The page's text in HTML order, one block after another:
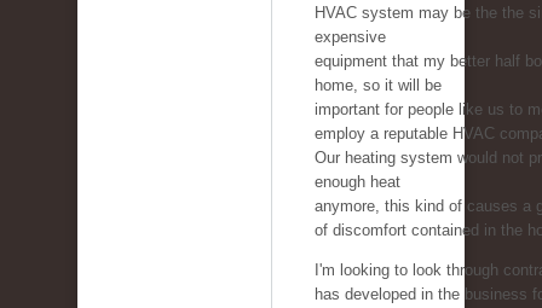
HVAC system may be the the
expensive
equipment that my better half
home, so it will be
important for people like us to
employ a reputable HVAC
Our heating system would not
enough heat
anymore, this kind of causes a
of discomfort contained in the
I'm looking to look through
has developed in the business